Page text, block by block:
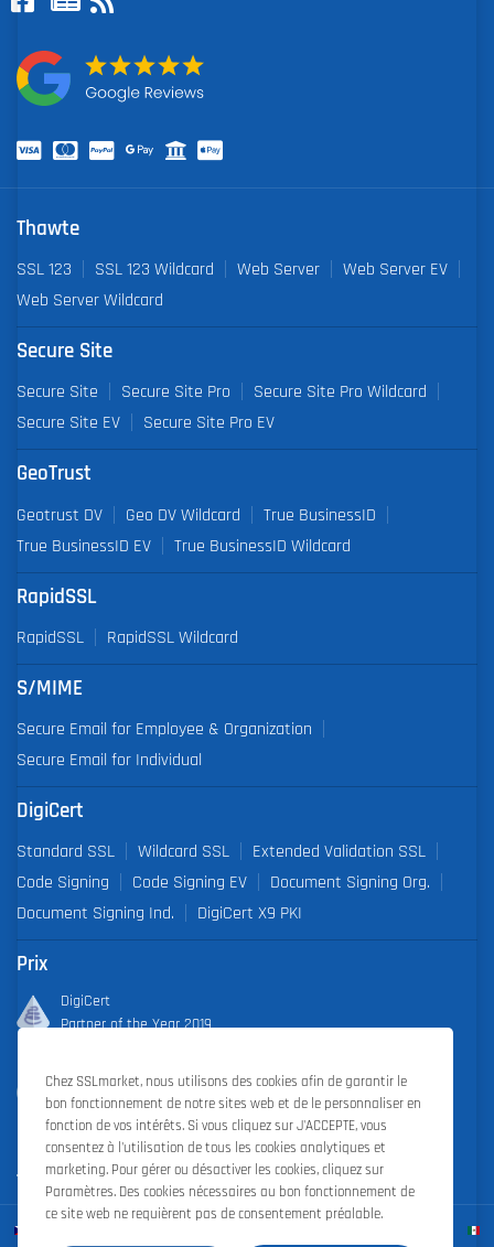
Thawte
SSL 123 SSL 123 Wildcard Web Server
Web Server EV
Web Server Wildcard
Secure Site
Secure Site Secure Site Pro
Secure Site Pro Wildcard
Secure Site EV
Secure Site Pro EV
GeoTrust
Geotrust DV Geo DV Wildcard
True BusinessID
True BusinessID EV
True BusinessID Wildcard
RapidSSL
RapidSSL RapidSSL Wildcard
S/MIME
Secure Email for Employee & Organization
Secure Email for Individual
DigiCert
Standard SSL Wildcard SSL
Extended Validation SSL
Code Signing
Code Signing EV
Document Signing Org.
Document Signing Ind.
DigiCert X9 PKI
Prix
DigiCert
Partner of the Year 2019
Outstanding Sales Performance Award 2018, 2019, 2020, 2021,
2022
Chez SSLmarket, nous utilisons des cookies afin de garantir le
bon fonctionnement de notre sites web et de le personnaliser en
fonction de vos intérêts. Si vous cliquez sur J'ACCEPTE, vous
consentez à l'utilisation de tous les cookies analytiques et
marketing. Pour gérer ou désactiver les cookies, cliquez sur
Paramètres. Des cookies nécessaires au bon fonctionnement de
ce site web ne requièrent pas de consentement préalable.